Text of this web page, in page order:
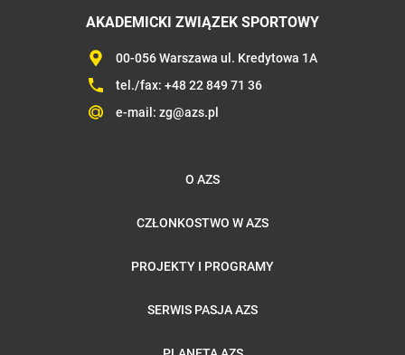
AKADEMICKI ZWIĄZEK SPORTOWY
00-056 Warszawa ul. Kredytowa 1A
tel./fax: +48 22 849 71 36
e-mail: zg@azs.pl
O AZS
CZŁONKOSTWO W AZS
PROJEKTY I PROGRAMY
SERWIS PASJA AZS